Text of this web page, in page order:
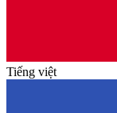
Tiếng việt